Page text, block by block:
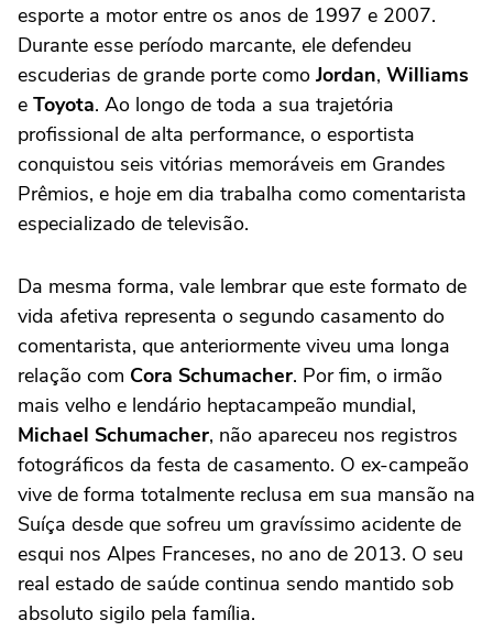
esporte a motor entre os anos de 1997 e 2007.
Durante esse período marcante, ele defendeu
escuderias de grande porte como Jordan, Williams
e Toyota. Ao longo de toda a sua trajetória
profissional de alta performance, o esportista
conquistou seis vitórias memoráveis em Grandes
Prêmios, e hoje em dia trabalha como comentarista
especializado de televisão.
Da mesma forma, vale lembrar que este formato de
vida afetiva representa o segundo casamento do
comentarista, que anteriormente viveu uma longa
relação com Cora Schumacher. Por fim, o irmão
mais velho e lendário heptacampeão mundial,
Michael Schumacher, não apareceu nos registros
fotográficos da festa de casamento. O ex-campeão
vive de forma totalmente reclusa em sua mansão na
Suíça desde que sofreu um gravíssimo acidente de
esqui nos Alpes Franceses, no ano de 2013. O seu
real estado de saúde continua sendo mantido sob
absoluto sigilo pela família.